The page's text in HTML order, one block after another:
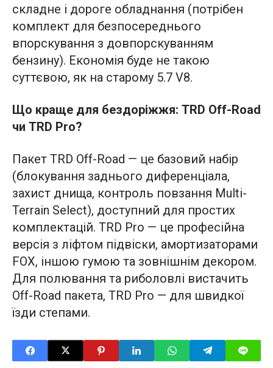
складне і дороге обладнання (потрібен
комплект для безпосереднього
впорскування з довпорскуванням
бензину). Економія буде не такою
суттєвою, як на старому 5.7 V8.
Що краще для бездоріжжя: TRD Off-Road
чи TRD Pro?
Пакет TRD Off-Road — це базовий набір
(блокування заднього диференціала,
захист днища, контроль повзання Multi-
Terrain Select), доступний для простих
комплектацій. TRD Pro — це професійна
версія з ліфтом підвіски, амортизаторами
FOX, іншою гумою та зовнішнім декором.
Для полювання та риболовлі вистачить
Off-Road пакета, TRD Pro — для швидкої
їзди степами.